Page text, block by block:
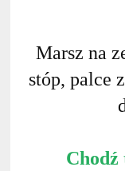
Marsz na
stóp, palce
Chodź